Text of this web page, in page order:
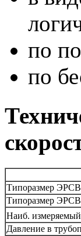
по
по
Типоразмер
Типоразмер
Наиб.
Давление в